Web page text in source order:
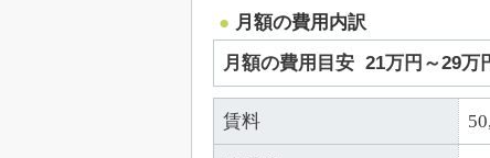
月額の費用内訳
月額の費用目安 21万円～29万
賃料